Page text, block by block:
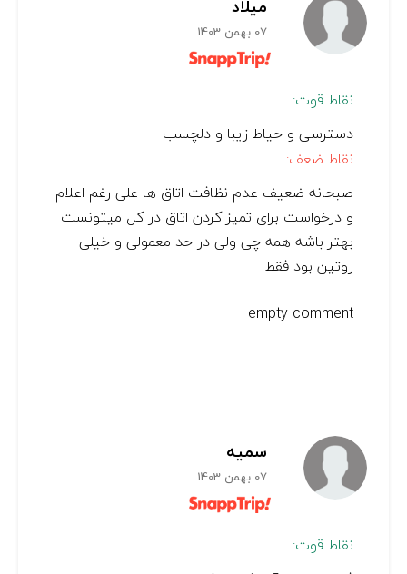
میلاد
07 بهمن 1403
نقاط قوت:
دسترسی و حیاط زیبا و دلچسب
نقاط ضعف:
صبحانه ضعیف عدم نظافت اتاق ها علی رغم اعلام
و درخواست برای تمیز کردن اتاق در کل میتونست
بهتر باشه همه چی ولی در حد معمولی و خیلی
روتین بود فقط
empty comment
سمیه
07 بهمن 1403
نقاط قوت: